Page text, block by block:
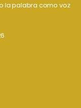
la palabra como voz